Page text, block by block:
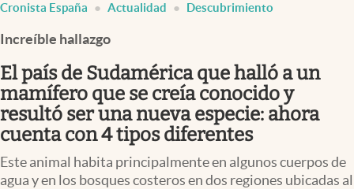
España
Cronista España Actualidad Descubrimiento
Increíble hallazgo
El país de Sudamérica que halló a un
mamífero que se creía conocido y
resultó ser una nueva especie: ahora
cuenta con 4 tipos diferentes
Este animal habita principalmente en algunos cuerpos de
agua y en los bosques costeros en dos regiones ubicadas al